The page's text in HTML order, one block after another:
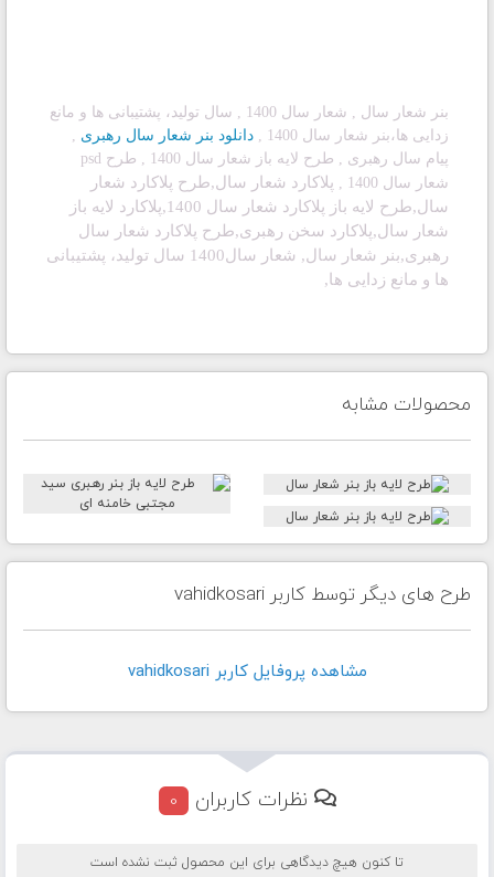
بنر شعار سال , شعار سال 1400 , سال تولید، پشتیبانی ها و مانع
زدایی ها،بنر شعار سال 1400
, دانلود بنر شعار سال رهبری ,
پیام سال رهبری , طرح لایه باز شعار سال 1400
, طرح psd
شعار سال 1400
, پلاکارد شعار سال,طرح پلاکارد شعار
سال,طرح لایه باز پلاکارد شعار سال 1400,پلاکارد لایه باز
شعار سال,پلاکارد سخن رهبری,طرح پلاکارد شعار سال
رهبری,بنر شعار سال,
شعار سال1400 سال تولید، پشتیبانی
ها و مانع زدایی ها,
محصولات مشابه
طرح های دیگر توسط کاربر vahidkosari
مشاهده پروفايل کاربر vahidkosari
نظرات کاربران 0
تا کنون هیچ دیدگاهی برای این محصول ثبت نشده است